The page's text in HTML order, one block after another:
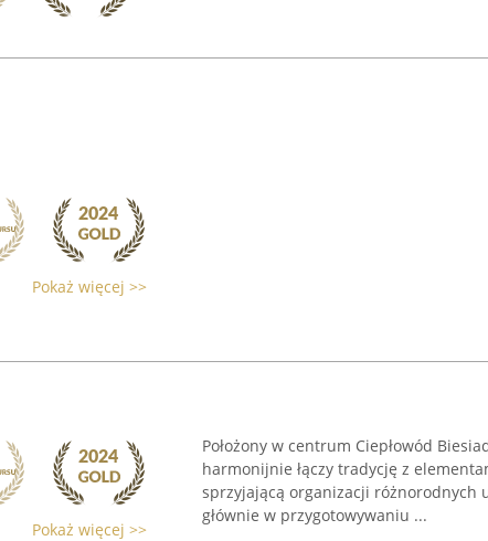
Pokaż więcej >>
Pokaż więcej >>
Położony w centrum Ciepłowód
harmonijnie łączy tradycję z
sprzyjającą organizacji różnorodnych
głównie w przygotowywaniu ...